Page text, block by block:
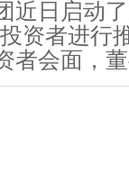
日启动了
资者进行
者会面，